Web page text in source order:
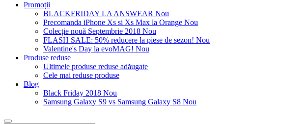
Promoții
BLACKFRIDAY LA ANSWEAR Nou
Precomanda iPhone Xs si Xs Max la Orange Nou
Colecție nouă Septembrie 2018 Nou
FLASH SALE: 50% reducere la piese de sezon! Nou
Valentine's Day la evoMAG! Nou
Produse reduse
Ultimele produse reduse adăugate
Cele mai reduse produse
Blog
Black Friday 2018 Nou
Samsung Galaxy S9 vs Samsung Galaxy S8 Nou